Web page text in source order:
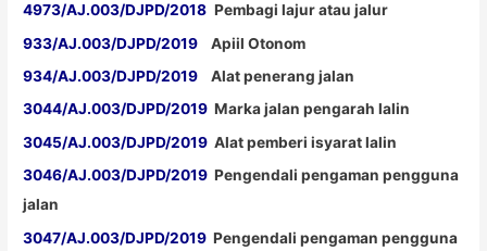
4973/AJ.003/DJPD/2018 Pembagi lajur atau jalur
933/AJ.003/DJPD/2019 Apiil Otonom
934/AJ.003/DJPD/2019 Alat penerang jalan
3044/AJ.003/DJPD/2019 Marka jalan pengarah lalin
3045/AJ.003/DJPD/2019 Alat pemberi isyarat lalin
3046/AJ.003/DJPD/2019 Pengendali pengaman pengguna
jalan
3047/AJ.003/DJPD/2019 Pengendali pengaman pengguna